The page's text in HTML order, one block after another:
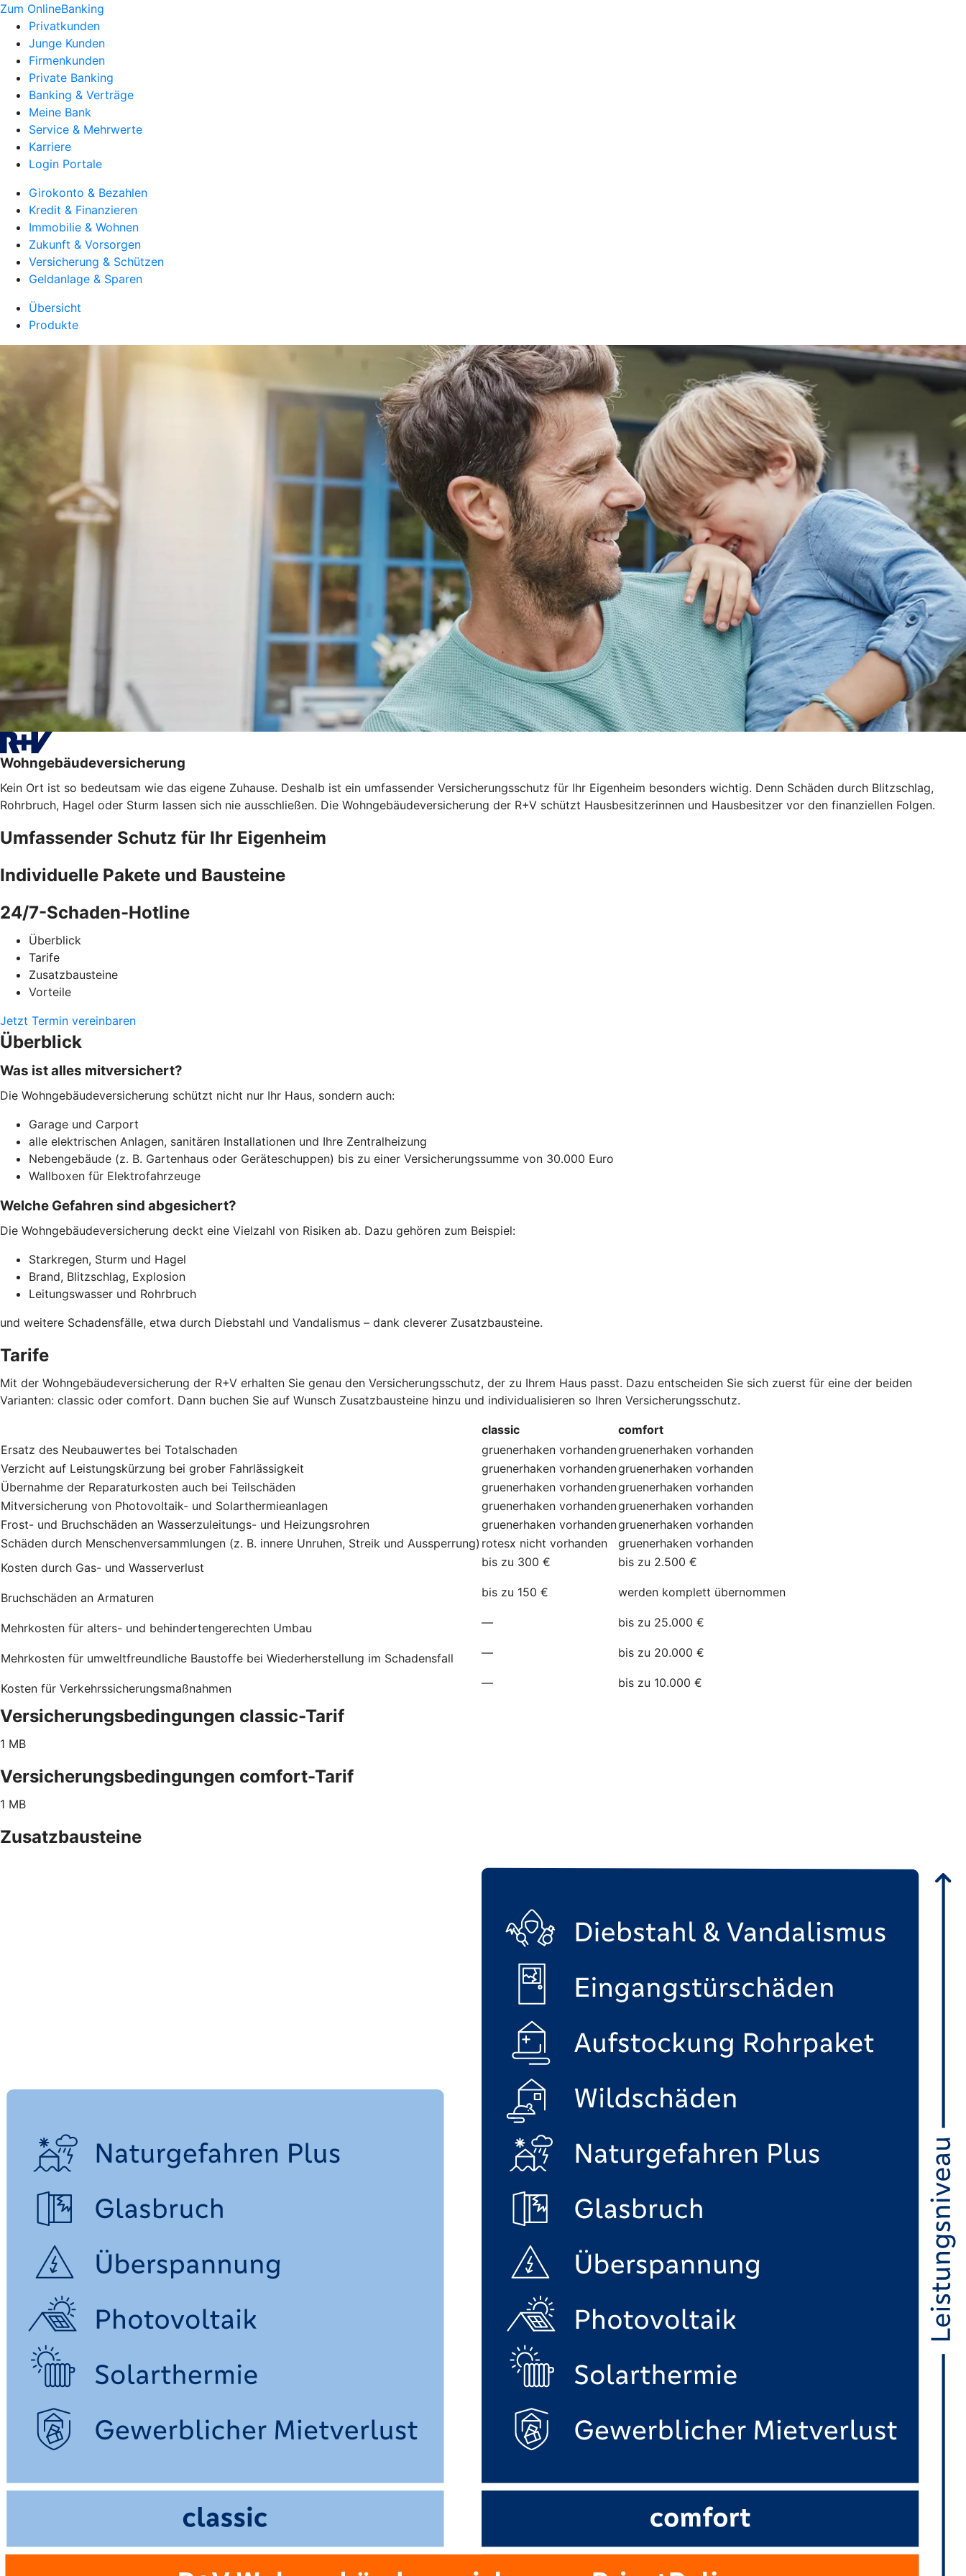
Zum OnlineBanking
Privatkunden
Junge Kunden
Firmenkunden
Private Banking
Banking & Verträge
Meine Bank
Service & Mehrwerte
Karriere
Login Portale
Girokonto & Bezahlen
Kredit & Finanzieren
Immobilie & Wohnen
Zukunft & Vorsorgen
Versicherung & Schützen
Geldanlage & Sparen
Übersicht
Produkte
Wohngebäudeversicherung
Kein Ort ist so bedeutsam wie das eigene Zuhause. Deshalb ist ein umfassender Versicherungsschutz für Ihr Eigenheim besonders wichtig. Denn Schäden durch Blitzschlag,
Rohrbruch, Hagel oder Sturm lassen sich nie ausschließen. Die Wohngebäudeversicherung der R+V schützt Hausbesitzerinnen und Hausbesitzer vor den finanziellen Folgen.
Umfassender Schutz für Ihr Eigenheim
Individuelle Pakete und Bausteine
24/7-Schaden-Hotline
Überblick
Tarife
Zusatzbausteine
Vorteile
Jetzt Termin vereinbaren
Überblick
Was ist alles mitversichert?
Die Wohngebäudeversicherung schützt nicht nur Ihr Haus, sondern auch:
Garage und Carport
alle elektrischen Anlagen, sanitären Installationen und Ihre Zentralheizung
Nebengebäude (z. B. Gartenhaus oder Geräteschuppen) bis zu einer Versicherungssumme von 30.000 Euro
Wallboxen für Elektrofahrzeuge
Welche Gefahren sind abgesichert?
Die Wohngebäudeversicherung deckt eine Vielzahl von Risiken ab. Dazu gehören zum Beispiel:
Starkregen, Sturm und Hagel
Brand, Blitzschlag, Explosion
Leitungswasser und Rohrbruch
und weitere Schadensfälle, etwa durch Diebstahl und Vandalismus – dank cleverer Zusatzbausteine.
Tarife
Mit der Wohngebäudeversicherung der R+V erhalten Sie genau den Versicherungsschutz, der zu Ihrem Haus passt. Dazu entscheiden Sie sich zuerst für eine der beiden
Varianten: classic oder comfort. Dann buchen Sie auf Wunsch Zusatzbausteine hinzu und individualisieren so Ihren Versicherungsschutz.
classic
comfort
Ersatz des Neubauwertes bei Totalschaden
gruenerhaken vorhandengruenerhaken vorhanden
Verzicht auf Leistungskürzung bei grober Fahrlässigkeit
gruenerhaken vorhandengruenerhaken vorhanden
Übernahme der Reparaturkosten auch bei Teilschäden
gruenerhaken vorhandengruenerhaken vorhanden
Mitversicherung von Photovoltaik- und Solarthermieanlagen
gruenerhaken vorhandengruenerhaken vorhanden
Frost- und Bruchschäden an Wasserzuleitungs- und Heizungsrohren
gruenerhaken vorhandengruenerhaken vorhanden
Schäden durch Menschenversammlungen (z. B. innere Unruhen, Streik und Aussperrung) rotesx nicht vorhanden gruenerhaken vorhanden
Kosten durch Gas- und Wasserverlust
bis zu 300 € bis zu 2.500 €
Bruchschäden an Armaturen bis zu 150 € werden komplett übernommen
Mehrkosten für alters- und behindertengerechten Umbau — bis zu 25.000 €
Mehrkosten für umweltfreundliche Baustoffe bei Wiederherstellung im Schadensfall — bis zu 20.000 €
Kosten für Verkehrssicherungsmaßnahmen — bis zu 10.000 €
Versicherungsbedingungen classic-Tarif
1 MB
Versicherungsbedingungen comfort-Tarif
1 MB
Zusatzbausteine